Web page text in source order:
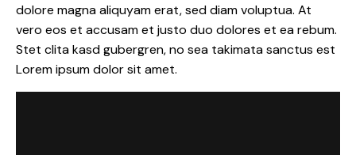
dolore magna aliquyam erat, sed diam voluptua. At
vero eos et accusam et justo duo dolores et ea rebum.
Stet clita kasd gubergren, no sea takimata sanctus est
Lorem ipsum dolor sit amet.